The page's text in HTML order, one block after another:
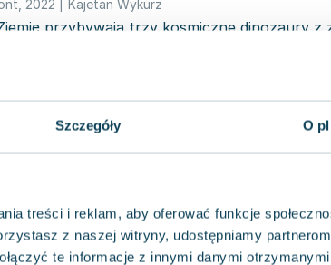
Szczegóły O
treści i reklam, aby oferować funkcje
z naszej witryny, udostępniamy
te informacje z innymi danymi
2022 Kajetan Wykurz
przybywają trzy kosmiczne dinozaury z
wśród gigantycznych mieszkańców
Pakujemy 10.08
, 2020| Kajetan Wykurz
Spinner zaginął podczas misji, a trójka
decyduje się powrócić na Ziemię, by